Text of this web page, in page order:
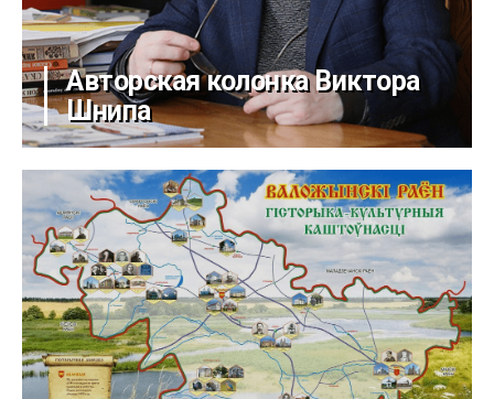
Авторская колонка Виктора
Шнипа